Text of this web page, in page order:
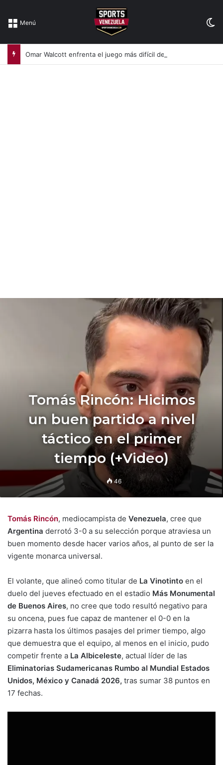
Menú
Tomás Rincón: Hicimos
un buen partido a nivel
táctico en el primer
tiempo (+Video)
46
Tomás Rincón, mediocampista de Venezuela, cree que
Argentina derrotó 3-0 a su selección porque atraviesa un
buen momento desde hacer varios años, al punto de ser la
vigente monarca universal.
El volante, que alineó como titular de La Vinotinto en el
duelo del jueves efectuado en el estadio Más Monumental
de Buenos Aires, no cree que todo resultó negativo para
su oncena, pues fue capaz de mantener el 0-0 en la
pizarra hasta los últimos pasajes del primer tiempo, algo
que demuestra que el equipo, al menos en el inicio, pudo
competir frente a La Albiceleste, actual líder de las
Eliminatorias Sudamericanas Rumbo al Mundial Estados
Unidos, México y Canadá 2026, tras sumar 38 puntos en
17 fechas.